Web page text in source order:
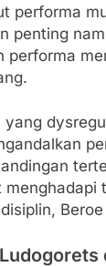
performa
penting
performa
yang
menghadapi